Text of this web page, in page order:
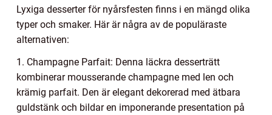
Lyxiga desserter för nyårsfesten finns i en mängd olika
typer och smaker. Här är några av de populäraste
alternativen:
1. Champagne Parfait: Denna läckra desserträtt
kombinerar mousserande champagne med len och
krämig parfait. Den är elegant dekorerad med ätbara
guldstänk och bildar en imponerande presentation på